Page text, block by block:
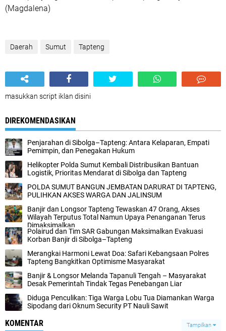
(Magdalena)
Daerah Sumut Tapteng
masukkan script iklan disini
DIREKOMENDASIKAN
Penjarahan di Sibolga–Tapteng: Antara Kelaparan, Empati
Pemimpin, dan Penegakan Hukum
Helikopter Polda Sumut Kembali Distribusikan Bantuan
Logistik, Prioritas Mendarat di Sibolga dan Tapteng
POLDA SUMUT BANGUN JEMBATAN DARURAT DI TAPTENG,
PULIHKAN AKSES WARGA DAN JALINSUM
Banjir dan Longsor Tapteng Tewaskan 47 Orang, Akses
Wilayah Terputus Total Namun Upaya Penanganan Terus
Dimaksimalkan
Polairud dan Tim SAR Gabungan Maksimalkan Evakuasi
Korban Banjir di Sibolga–Tapteng
Merangkai Harmoni Lewat Doa: Safari Kebangsaan Polres
Tapteng Bangkitkan Optimisme Masyarakat
Banjir & Longsor Melanda Tapanuli Tengah – Masyarakat
Desak Pemerintah Tindak Tegas Penebangan Liar
Diduga Penculikan: Tiga Warga Lobu Tua Diamankan Warga
Sipodang dari Oknum Security PT Nauli Sawit
KOMENTAR Tampilkan